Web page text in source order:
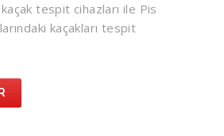
tespit cihazları ile Pis
kaçakları tespit